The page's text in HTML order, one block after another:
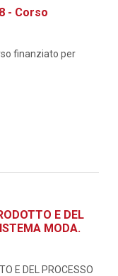
- Corso
finanziato per
E DEL
MODA.
E DEL PROCESSO